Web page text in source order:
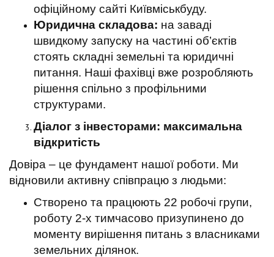
офіційному сайті Київміськбуду.
Юридична складова: на заваді
швидкому запуску на частині об’єктів
стоять складні земельні та юридичні
питання. Наші фахівці вже розробляють
рішення спільно з профільними
структурами.
Діалог з інвесторами: максимальна
відкритість
Довіра – це фундамент нашої роботи. Ми
відновили активну співпрацю з людьми:
Створено та працюють 22 робочі групи,
роботу 2-х тимчасово призупинено до
моменту вирішення питань з власниками
земельних ділянок.